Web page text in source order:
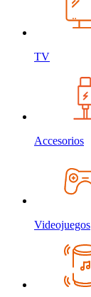
TV
Accesorios
Videojuegos